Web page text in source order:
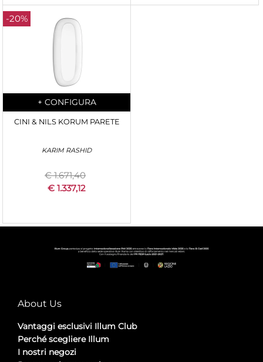
-20%
Quantity
+ CONFIGURA
CINI & NILS KORUM PARETE
KARIM RASHID
€ 1.671,40
€ 1.337,12
About Us
Vantaggi esclusivi Illum Club
Perché scegliere Illum
I nostri negozi